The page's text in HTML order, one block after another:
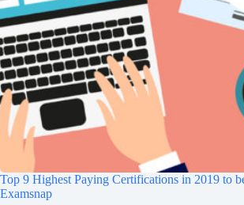
Top 9 Highest Paying Certifications in 2019 to
Examsnap